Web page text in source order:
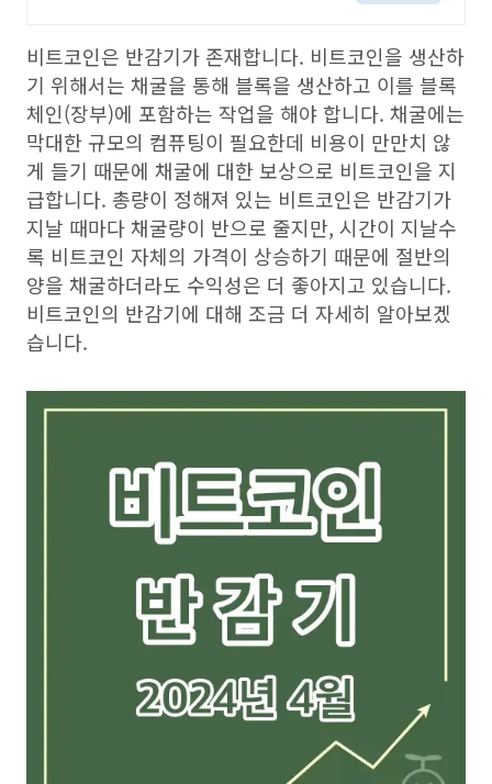
비트코인은 반감기가 존재합니다. 비트코인을 생산하
기 위해서는 채굴을 통해 블록을 생산하고 이를 블록
체인(장부)에 포함하는 작업을 해야 합니다. 채굴에는
막대한 규모의 컴퓨팅이 필요한데 비용이 만만치 않
게 들기 때문에 채굴에 대한 보상으로 비트코인을 지
급합니다. 총량이 정해져 있는 비트코인은 반감기가
지날 때마다 채굴량이 반으로 줄지만, 시간이 지날수
록 비트코인 자체의 가격이 상승하기 때문에 절반의
양을 채굴하더라도 수익성은 더 좋아지고 있습니다.
비트코인의 반감기에 대해 조금 더 자세히 알아보겠
습니다.